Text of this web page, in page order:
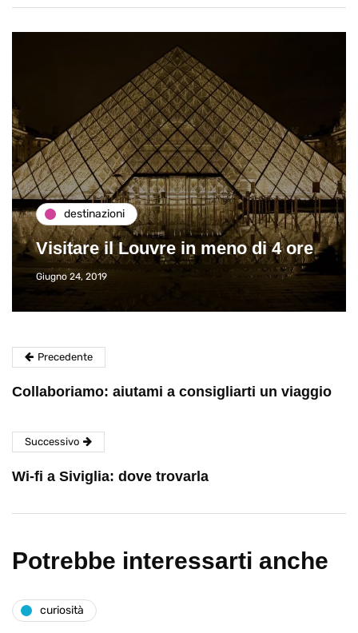
destinazioni
Visitare il Louvre in meno di 4 ore
Giugno 24, 2019
Precedente
Collaboriamo: aiutami a consigliarti un viaggio
Successivo
Wi-fi a Siviglia: dove trovarla
Potrebbe interessarti anche
curiosità